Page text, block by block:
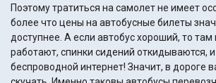
Поэтому тратиться на самолет не имеет
более что цены на автобусные билеты
доступнее. А если автобус хороший, то там кондиционеры
работают, спинки сидений откидываются, и
беспроводной интернет! Значит, в дороге